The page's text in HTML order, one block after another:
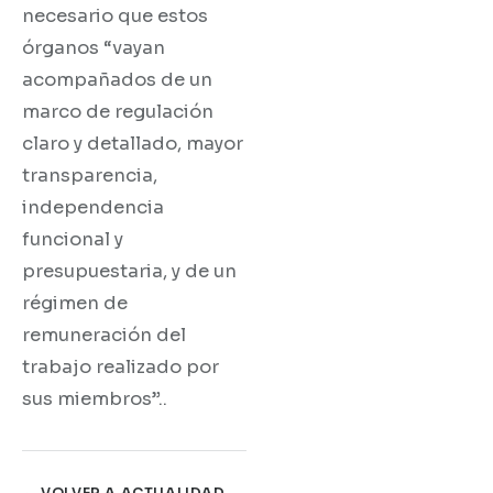
necesario que estos
órganos “vayan
acompañados de un
marco de regulación
claro y detallado, mayor
transparencia,
independencia
funcional y
presupuestaria, y de un
régimen de
remuneración del
trabajo realizado por
sus miembros”..